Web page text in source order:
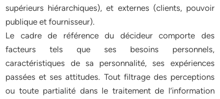
supérieurs hiérarchiques), et externes (clients, pouvoir
publique et fournisseur).
Le cadre de référence du décideur comporte des
facteurs tels que ses besoins personnels,
caractéristiques de sa personnalité, ses expériences
passées et ses attitudes. Tout filtrage des perceptions
ou toute partialité dans le traitement de l’information